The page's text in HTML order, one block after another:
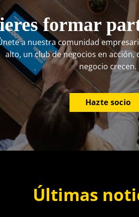
formar
a nuestra comunidad
alto, un club de negocios en acción,
negocio crecen.
Hazte socio
Últimas